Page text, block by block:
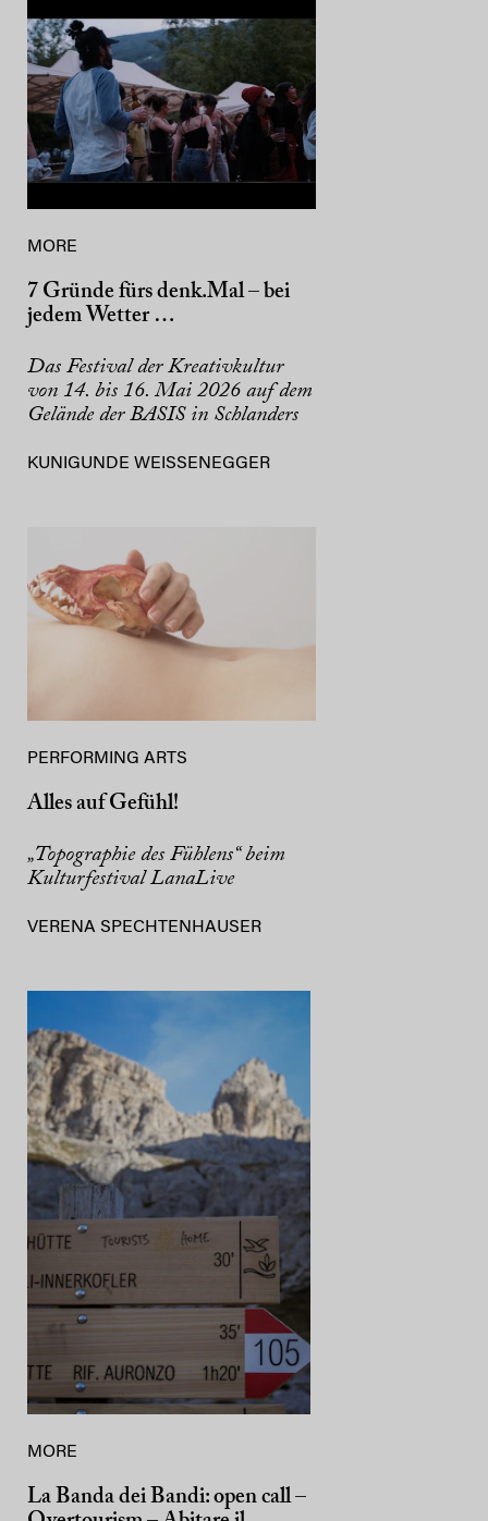
MORE
7 Gründe fürs denk.Mal – bei
jedem Wetter …
Das Festival der Kreativkultur
von 14. bis 16. Mai 2026 auf dem
Gelände der BASIS in Schlanders
KUNIGUNDE WEISSENEGGER
PERFORMING ARTS
Alles auf Gefühl!
„Topographie des Fühlens“ beim
Kulturfestival LanaLive
VERENA SPECHTENHAUSER
MORE
La Banda dei Bandi: open call –